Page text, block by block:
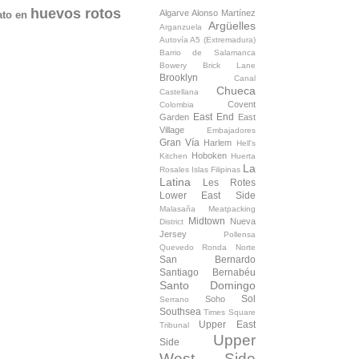
en huevos rotos Algarve Alonso Martínez
Arganzuela Argüelles
Autovía A5 (Extremadura)
Barrio de Salamanca
Bowery
Brick Lane
Brooklyn
Canal
Castellana
Chueca
Colombia
Covent
Garden
East End
East
Village
Embajadores
Gran Vía Harlem
Hell's
Kitchen
Hoboken
Huerta
Rosales Islas Filipinas La
Latina
Les Rotes
Lower East Side
Malasaña
Meatpacking
District
Midtown
Nueva
Jersey
Pollensa
Quevedo
Ronda Norte
San Bernardo
Santiago Bernabéu
Santo Domingo
Serrano Soho
Sol
Southsea Times Square
Tribunal
Upper East
Side
Upper